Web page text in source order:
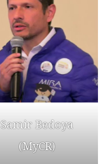
Samir Bedoya
(MyCR)